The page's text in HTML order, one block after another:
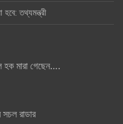
তথ্যমন্ত্রী
মারা গেছেন….
রাডার